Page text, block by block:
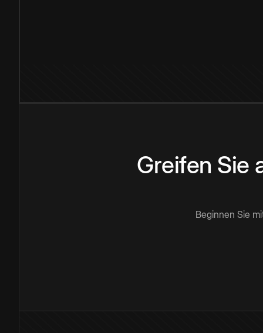
Greifen Sie
Beginnen Sie